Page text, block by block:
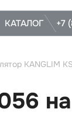
КАТАЛОГ +7
KANGLIM